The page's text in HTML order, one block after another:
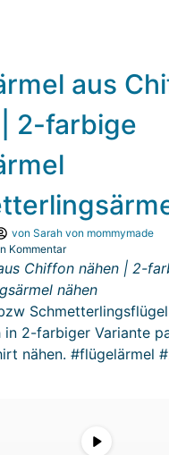
aus
2-farbige
von Sarah von mommymade
Kommentar
Chiffon nähen | 2-
nähen
in 2-farbiger Variante
nähen. #flügelärmel